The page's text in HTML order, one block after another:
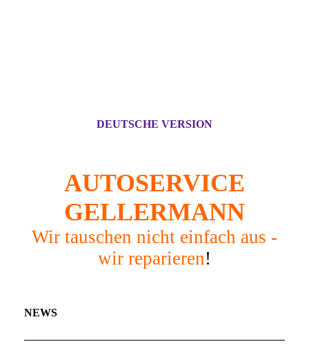
DEUTSCHE VERSION
AUTOSERVICE
GELLERMANN
Wir tauschen nicht einfach aus -
wir reparieren!
NEWS